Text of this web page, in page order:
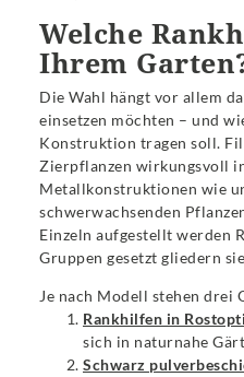
Welche
Ihrem
Die Wahl hängt vor allem
einsetzen möchten – und
Konstruktion tragen soll.
Zierpflanzen wirkungsvoll
Metallkonstruktionen wie
schwerwachsenden
Einzeln aufgestellt werden
Gruppen gesetzt gliedern
Je nach Modell stehen drei
Rankhilfen in
sich in naturnahe
Schwarz